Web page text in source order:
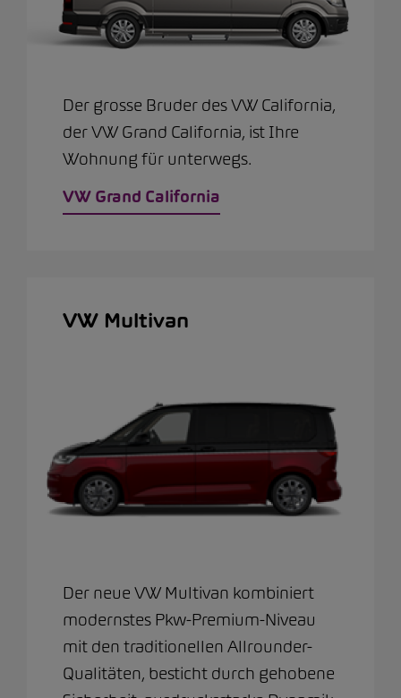
Der grosse Bruder des VW California,
der VW Grand California, ist Ihre
Wohnung für unterwegs.
VW Grand California
VW Multivan
Der neue VW Multivan kombiniert
modernstes Pkw-Premium-Niveau
mit den traditionellen Allrounder-
Qualitäten, besticht durch gehobene